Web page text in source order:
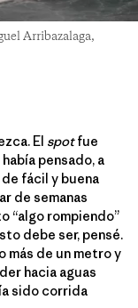
Arribazalaga,
El spotfue
pensado, a
fácil y buena
de semanas
“algo rompiendo”
debe ser, pensé.
más de un metro y
hacia aguas
sido corrida